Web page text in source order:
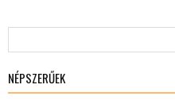
NÉPSZERŰEK